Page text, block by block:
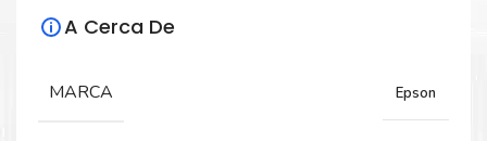
Para impresoras:
Pro WF-6090 WF-6590
A Cerca De
MARCA Epson